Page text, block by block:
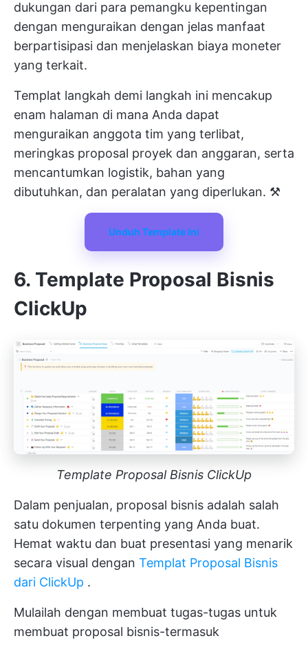
dukungan dari para pemangku kepentingan
dengan menguraikan dengan jelas manfaat
berpartisipasi dan menjelaskan biaya moneter
yang terkait.
Templat langkah demi langkah ini mencakup
enam halaman di mana Anda dapat
menguraikan anggota tim yang terlibat,
meringkas proposal proyek dan anggaran, serta
mencantumkan logistik, bahan yang
dibutuhkan, dan peralatan yang diperlukan. ⚒️
Unduh Template Ini
6. Template Proposal Bisnis
ClickUp
Template Proposal Bisnis ClickUp
Dalam penjualan, proposal bisnis adalah salah
satu dokumen terpenting yang Anda buat.
Hemat waktu dan buat presentasi yang menarik
secara visual dengan Templat Proposal Bisnis
dari ClickUp .
Mulailah dengan membuat tugas-tugas untuk
membuat proposal bisnis-termasuk